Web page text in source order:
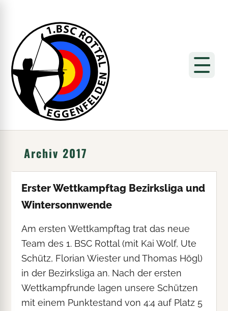
Archiv 2017
Erster Wettkampftag Bezirksliga und
Wintersonnwende
Am ersten Wettkampftag trat das neue
Team des 1. BSC Rottal (mit Kai Wolf, Ute
Schütz, Florian Wiester und Thomas Högl)
in der Bezirksliga an. Nach der ersten
Wettkampfrunde lagen unsere Schützen
mit einem Punktestand von 4:4 auf Platz 5